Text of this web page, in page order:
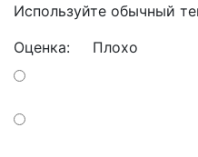
Используйте обычный
Оценка: Плохо